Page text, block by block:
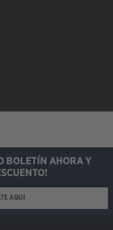
BOLETÍN AHORA Y
AQUÍ